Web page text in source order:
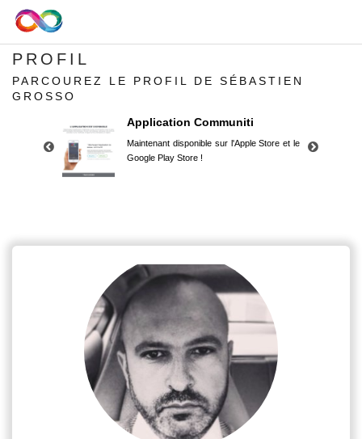
PROFIL
PARCOUREZ LE PROFIL DE SÉBASTIEN
GROSSO
Application Communiti
Maintenant disponible sur l'Apple Store et le
Google Play Store !